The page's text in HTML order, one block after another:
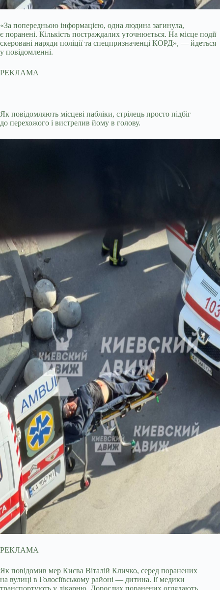
«За попередньою інформацією, одна людина загинула,
є поранені. Кількість постраждалих уточнюється. На місце події
скеровані наряди поліції та спецпризначенці КОРД», — йдеться
у повідомленні.
РЕКЛАМА
Як повідомляють місцеві пабліки, стрілець просто підбіг
до перехожого і вистрелив йому в голову.
РЕКЛАМА
Як повідомив мер Києва Віталій Кличко, серед поранених
на вулиці в Голосіївському районі — дитина. Її медики